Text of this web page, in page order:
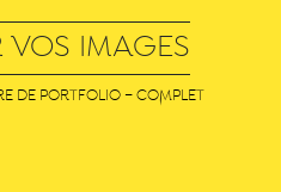
IMAGES
DE PORTFOLIO – COMPLET